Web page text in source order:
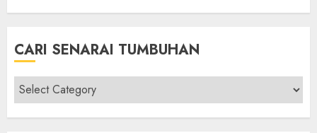
AUGUST 8, 2026 0
CARI SENARAI TUMBUHAN
Cari
Senarai
Tumbuhan